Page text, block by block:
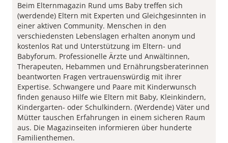
Beim Elternmagazin Rund ums Baby treffen sich
(werdende) Eltern mit Experten und Gleichgesinnten in
einer aktiven Community. Menschen in den
verschiedensten Lebenslagen erhalten anonym und
kostenlos Rat und Unterstützung im Eltern- und
Babyforum. Professionelle Ärzte und Anwältinnen,
Therapeuten, Hebammen und Ernährungsberaterinnen
beantworten Fragen vertrauenswürdig mit ihrer
Expertise. Schwangere und Paare mit Kinderwunsch
finden genauso Hilfe wie Eltern mit Baby, Kleinkindern,
Kindergarten- oder Schulkindern. (Werdende) Väter und
Mütter tauschen Erfahrungen in einem sicheren Raum
aus. Die Magazinseiten informieren über hunderte
Familienthemen.